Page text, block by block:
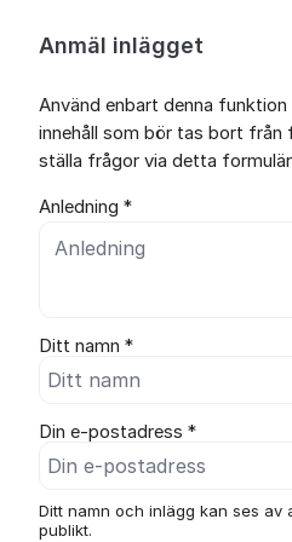
Anmäl inlägget
Använd enbart denna
innehåll som bör tas bort från
ställa frågor via detta
Anledning *
Ditt namn *
Din e-postadress *
Ditt namn och inlägg kan ses av
publikt.